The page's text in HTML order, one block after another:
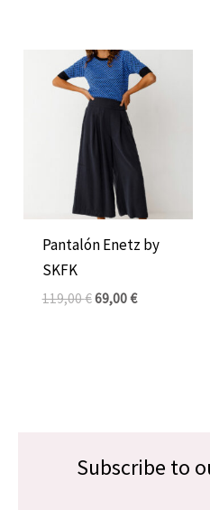
Pantalón Enetz by
SKFK
119,00€
El
precio
original
119,00 €.
69,00€
El
precio
actual
Subscribe to